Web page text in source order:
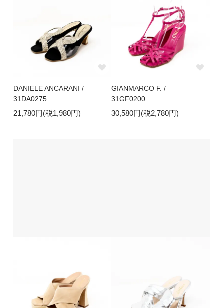
DANIELE ANCARANI /
31DA0275
21,780円(税1,980円)
GIANMARCO F. /
31GF0200
30,580円(税2,780円)